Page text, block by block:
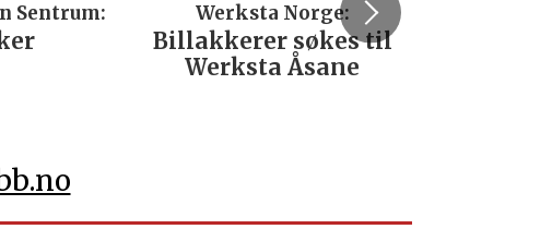
Sentrum: Werksta Norge:
Billakkerer søkes til
Werksta Åsane